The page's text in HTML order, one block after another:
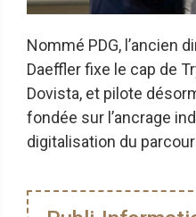
Nommé PDG, l’ancien
Daeffler fixe le cap de
Dovista, et pilote
fondée sur l’ancrage
digitalisation du